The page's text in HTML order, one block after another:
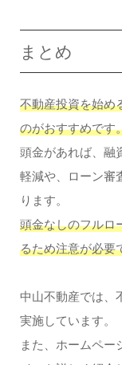
まとめ
不動産投資を始め
のがおすすめです
頭金があれば、融
軽減や、ローン審
ります。
頭金なしのフルロ
るため注意が必要
中山不動産では、
実施しています。
また、ホームペー